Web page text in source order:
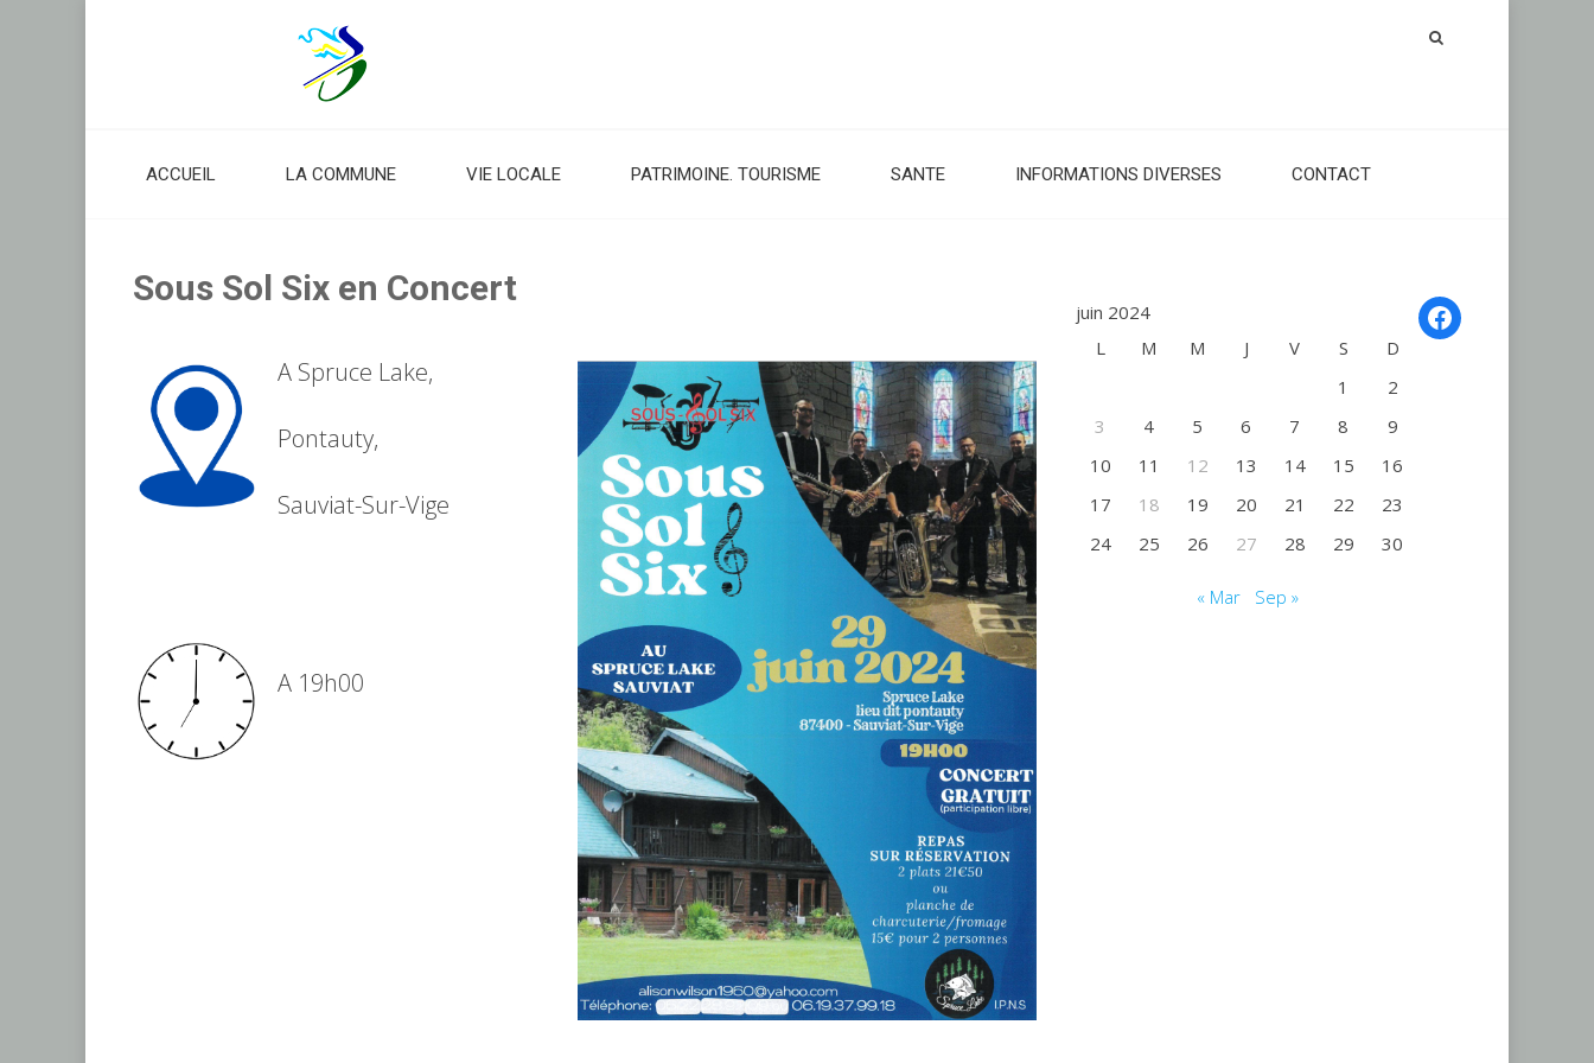
ACCUEIL LA COMMUNE VIE LOCALE PATRIMOINE. TOURISME SANTE INFORMATIONS DIVERSES CONTACT
Sous Sol Six en Concert
A Spruce Lake,
Pontauty,
Sauviat-Sur-Vige
A 19h00
Facebook
juin 2024
L
M M J V S
D
1
2
3
4 5 6 7 8
9
10
11 12 13 14 15
16
17
18 19 20 21 22
23
24
25 26 27 28 29 30
« Mar Sep »